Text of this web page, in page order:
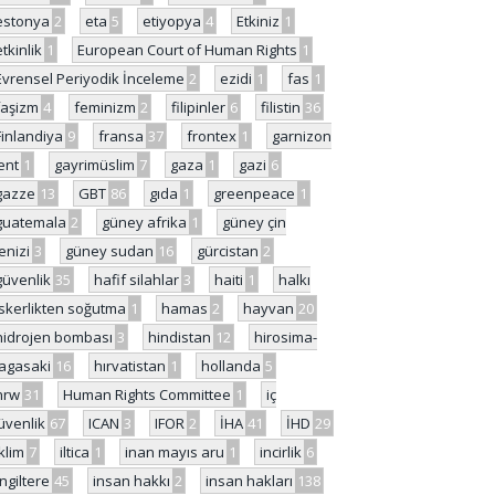
2 eta 5 etiyopya 4 Etkiniz 1
1 European Court of Human Rights 1
Periyodik İnceleme 2 ezidi 1 fas 1
4 feminizm 2 filipinler 6 filistin 36
9 fransa 37 frontex 1
garnizon
1 gayrimüslim 7 gaza 1 gazi 6
13 GBT 86 gıda 1 greenpeace 1
2 güney afrika 1
güney çin
3 güney sudan 16 gürcistan 2
35 hafif silahlar 3 haiti 1
halkı
soğutma 1 hamas 2 hayvan 20
bombası 3 hindistan 12
hirosima-
16 hırvatistan 1 hollanda 5
31 Human Rights Committee 1
iç
67 ICAN 3 IFOR 2 İHA 41 İHD 29
7 iltica 1 inan mayıs aru 1 incirlik 6
45 insan hakkı 2 insan hakları 138